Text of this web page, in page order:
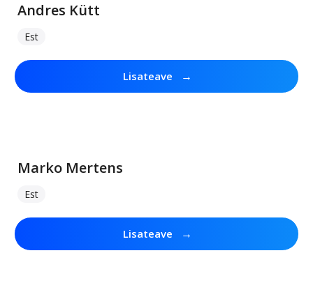
Andres Kütt
Est
Lisateave →
Marko Mertens
Est
Lisateave →